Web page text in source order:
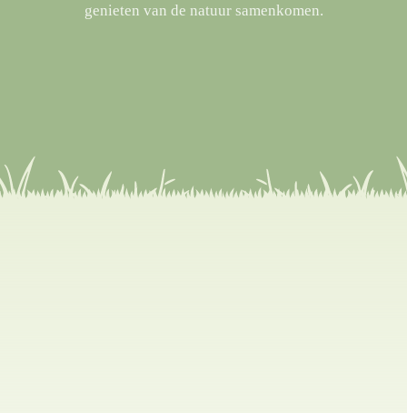
genieten van de natuur samenkomen.